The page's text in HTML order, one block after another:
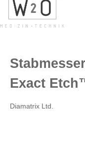
springen
Exact
Diamatrix Ltd.